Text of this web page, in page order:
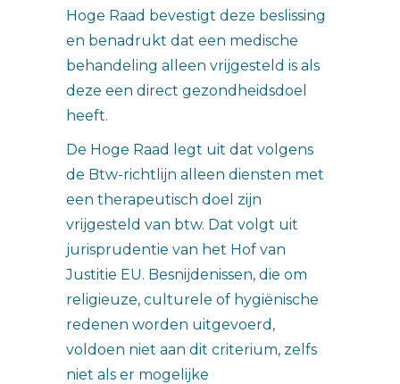
Hoge Raad bevestigt deze beslissing
en benadrukt dat een medische
behandeling alleen vrijgesteld is als
deze een direct gezondheidsdoel
heeft.
De Hoge Raad legt uit dat volgens
de Btw-richtlijn alleen diensten met
een therapeutisch doel zijn
vrijgesteld van btw. Dat volgt uit
jurisprudentie van het Hof van
Justitie EU. Besnijdenissen, die om
religieuze, culturele of hygiënische
redenen worden uitgevoerd,
voldoen niet aan dit criterium, zelfs
niet als er mogelijke